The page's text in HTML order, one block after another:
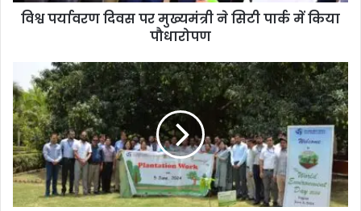
विश्व पर्यावरण दिवस पर मुख्यमंत्री ने सिटी पार्क में किया
पौधारोपण